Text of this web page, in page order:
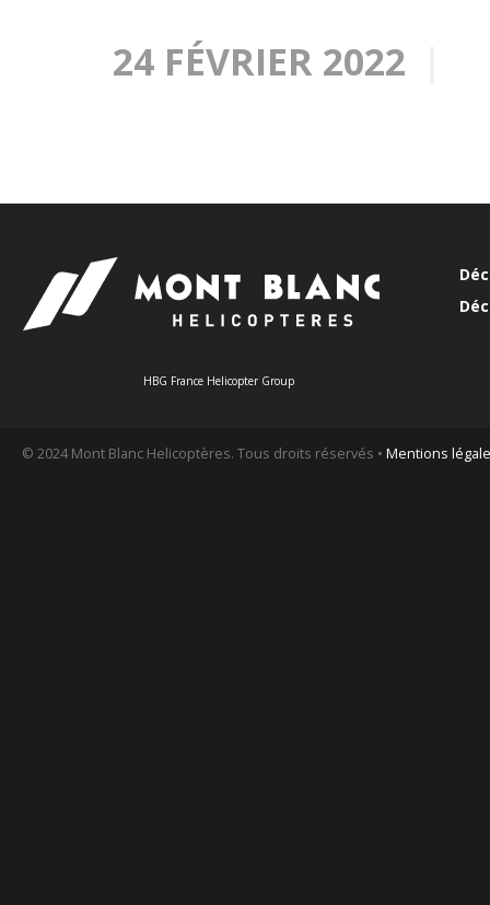
24 FÉVRIER 2022
HBG France Helicopter Group
© 2024 Mont Blanc Helicoptères. Tous droits réservés • Mentions